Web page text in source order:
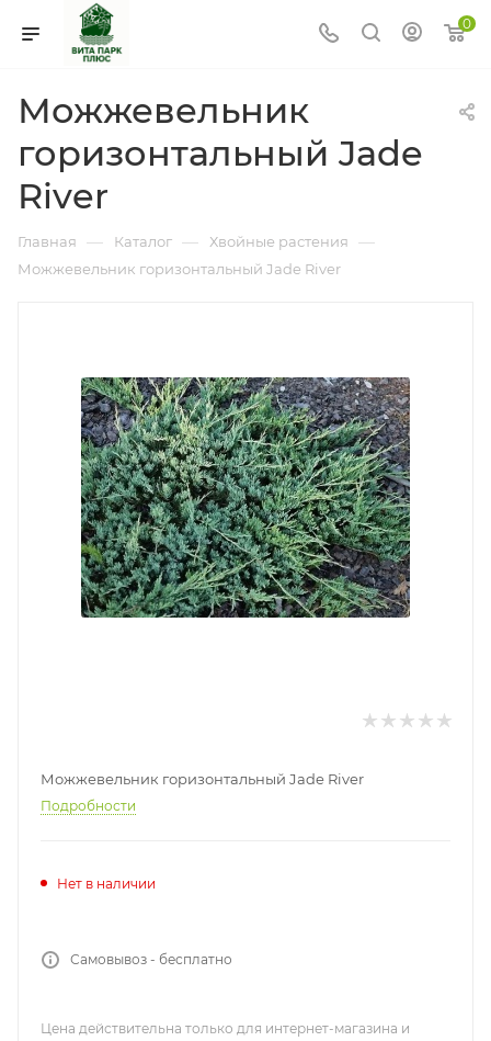
0
Можжевельник
горизонтальный Jade
River
Главная — Каталог — Хвойные растения —
Можжевельник горизонтальный Jade River
Можжевельник горизонтальный Jade River
Подробности
Нет в наличии
Самовывоз - бесплатно
Цена действительна только для интернет-магазина и